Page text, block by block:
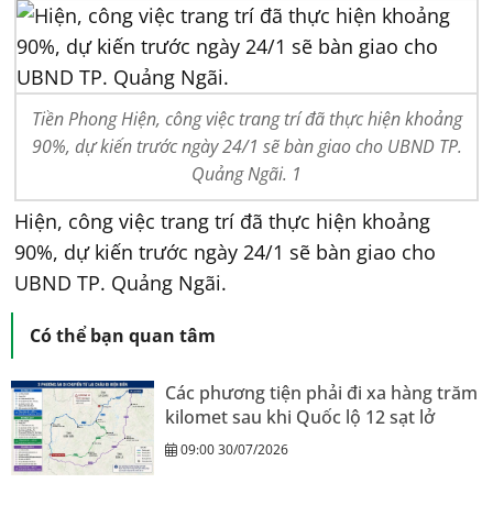
Tiền Phong Hiện, công việc trang trí đã thực hiện khoảng
90%, dự kiến trước ngày 24/1 sẽ bàn giao cho UBND TP.
Quảng Ngãi. 1
Hiện, công việc trang trí đã thực hiện khoảng
90%, dự kiến trước ngày 24/1 sẽ bàn giao cho
UBND TP. Quảng Ngãi.
Có thể bạn quan tâm
Các phương tiện phải đi xa hàng trăm
kilomet sau khi Quốc lộ 12 sạt lở
09:00 30/07/2026